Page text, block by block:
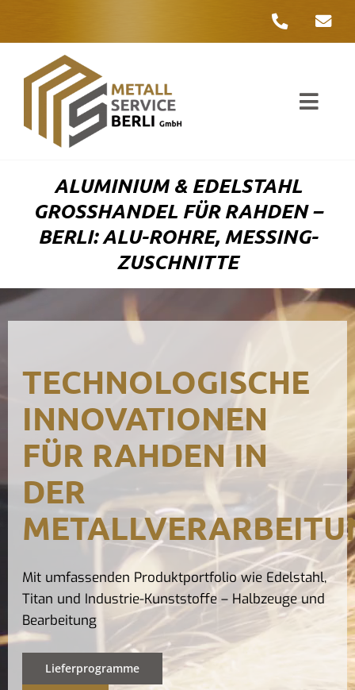
ALUMINIUM & EDELSTAHL
GROSSHANDEL FÜR RAHDEN – B
ERLI: ALU-ROHRE, MESSING-Z
USCHNITTE
TECHNOLOGISCHE
INNOVATIONEN
FÜR RAHDEN IN
DER
Mit umfassenden Produktportfolio wie Edelstahl,
Titan und Industrie-Kunststoffe – Halbzeuge und
Bearbeitung
Lieferprogramme